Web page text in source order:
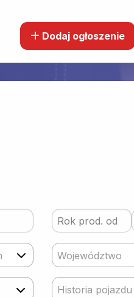
Dodaj ogłoszenie
Województwo
Historia pojazdu